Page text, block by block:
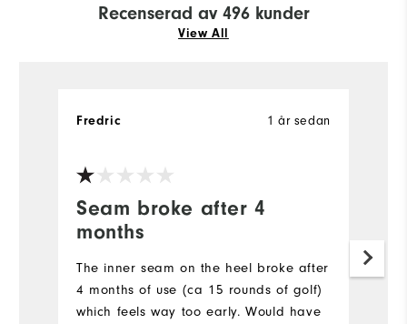
Recenserad av 496 kunder
View All
Seam broke after 4
months
1 år sedan
Fredric
The inner seam on the heel broke after
4 months of use (ca 15 rounds of golf)
which feels way too early. Would have